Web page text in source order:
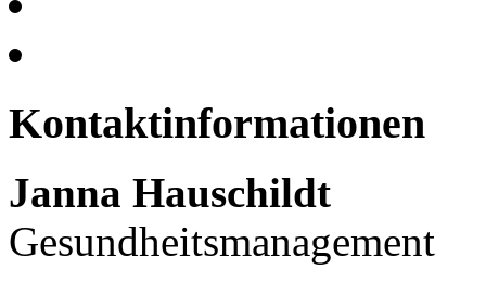
Kontaktinformationen
Janna Hauschildt
Gesundheitsmanagement